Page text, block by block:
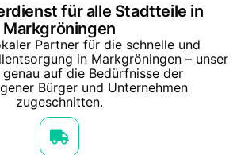
für alle Stadtteile in
Markgröningen
Partner für die schnelle und
in Markgröningen – unser
auf die Bedürfnisse der
Bürger und Unternehmen
zugeschnitten.